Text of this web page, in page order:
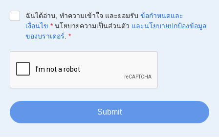
ฉันได้อ่าน, ทำความเข้าใจ และยอมรับ ข้อกำหนดและ
เงื่อนไข * นโยบายความเป็นส่วนตัว และนโยบายปกป้องข้อมูล
ของบราเดอร์ *
Submit